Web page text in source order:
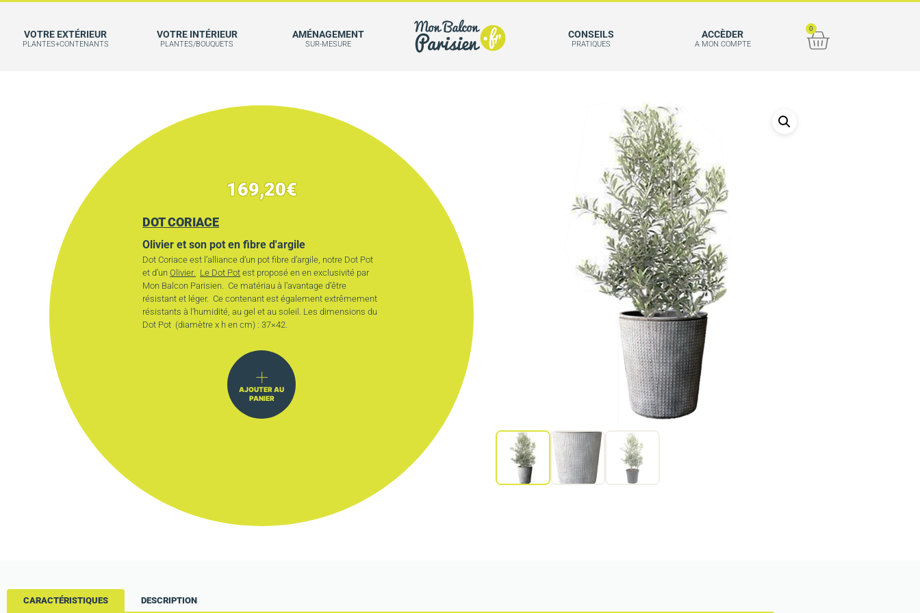
VOTRE EXTÉRIEUR
PLANTES+CONTENANTS
VOTRE INTÉRIEUR
PLANTES/BOUQUETS
AMÉNAGEMENT
SUR-MESURE
CONSEILS
PRATIQUES
ACCÈDER
A MON COMPTE
0
169,20€
DOT CORIACE
Olivier et son pot en fibre d'argile
Dot Coriace est l’alliance d’un pot fibre d’argile, notre Dot Pot
et d’unOlivier Le Dot Pot est proposé en en exclusivité par
Mon Balcon Parisien. Ce matériau à l’avantage d’être
résistant et léger. Ce contenant est également extrêmement
résistants à l’humidité, au gel et au soleil. Les dimensions du
Dot Pot (diamètre x h en cm) : 37×42.
AJOUTER AU
PANIER
CARACTÉRISTIQUES DESCRIPTION